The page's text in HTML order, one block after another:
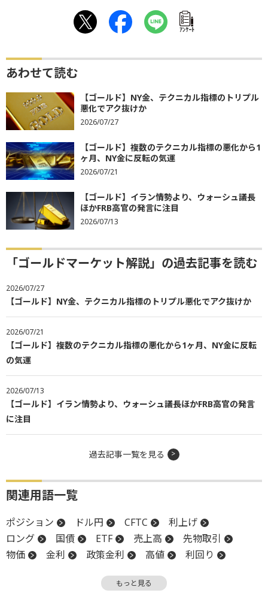
ｱﾝｹｰﾄ
あわせて読む
【ゴールド】NY金、テクニカル指標のトリプル
悪化でアク抜けか
2026/07/27
【ゴールド】複数のテクニカル指標の悪化から1
ヶ月、NY金に反転の気運
2026/07/21
【ゴールド】イラン情勢より、ウォーシュ議長
ほかFRB高官の発言に注目
2026/07/13
「ゴールドマーケット解説」の過去記事を読む
2026/07/27
【ゴールド】NY金、テクニカル指標のトリプル悪化でアク抜けか
2026/07/21
【ゴールド】複数のテクニカル指標の悪化から1ヶ月、NY金に反転
の気運
2026/07/13
【ゴールド】イラン情勢より、ウォーシュ議長ほかFRB高官の発言
に注目
過去記事一覧を見る
関連用語一覧
ポジション ドル円 CFTC
利上げ
ロング
国債 ETF 売上高
先物取引
物価
金利 政策金利 高値
利回り
米連邦公開市場委員会
米連邦準備制度理事会
もっと見る